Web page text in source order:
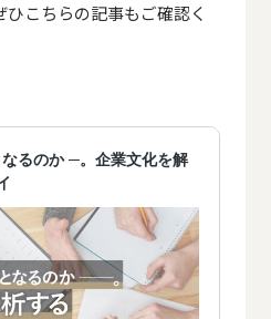
こちらの記事もご確認く